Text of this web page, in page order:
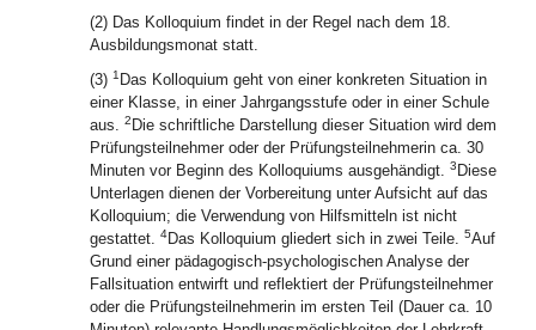
(2) Das Kolloquium findet in der Regel nach dem 18.
Ausbildungsmonat statt.
(3) 1 Das Kolloquium geht von einer konkreten Situation in
einer Klasse, in einer Jahrgangsstufe oder in einer Schule
aus. 2 Die schriftliche Darstellung dieser Situation wird dem
Prüfungsteilnehmer oder der Prüfungsteilnehmerin ca. 30
Minuten vor Beginn des Kolloquiums ausgehändigt. 3 Diese
Unterlagen dienen der Vorbereitung unter Aufsicht auf das
Kolloquium; die Verwendung von Hilfsmitteln ist nicht
gestattet. 4Das Kolloquium gliedert sich in zwei Teile. 5Auf
Grund einer pädagogisch-psychologischen Analyse der
Fallsituation entwirft und reflektiert der Prüfungsteilnehmer
oder die Prüfungsteilnehmerin im ersten Teil (Dauer ca. 10